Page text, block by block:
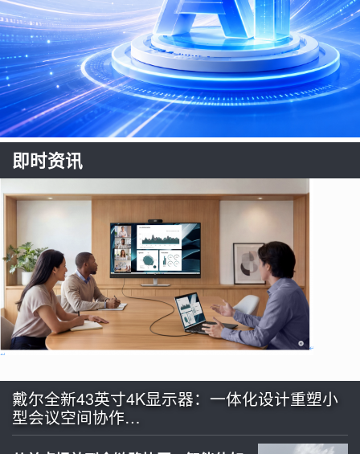
即时资讯
戴尔全新43英寸4K显示器：一体化设计重塑小
型会议空间协作…